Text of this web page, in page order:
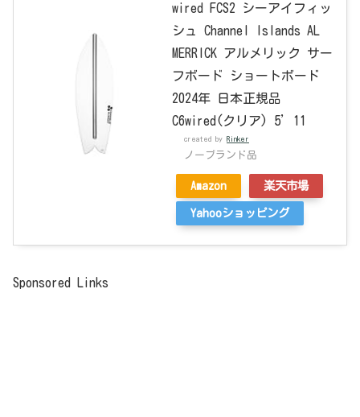
wired FCS2 シーアイフィッ
シュ Channel Islands AL
MERRICK アルメリック サー
フボード ショートボード
2024年 日本正規品
C6wired(クリア) 5’11
created by Rinker
ノーブランド品
Amazon 楽天市場
Yahooショッピング
Sponsored Links